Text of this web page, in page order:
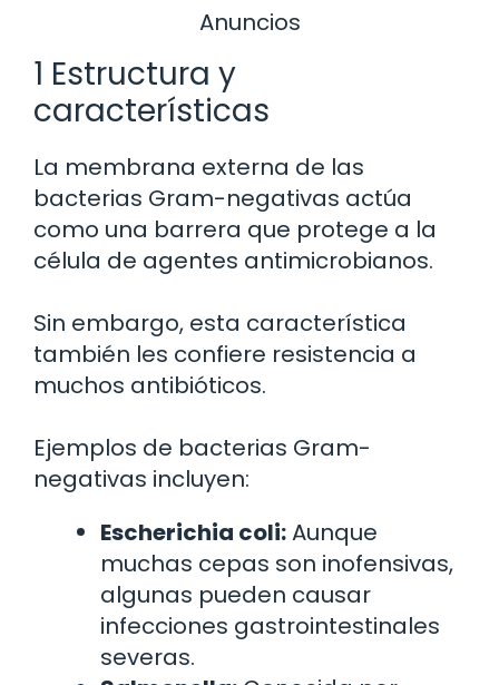
Anuncios
1 Estructura y
características
La membrana externa de las
bacterias Gram-negativas actúa
como una barrera que protege a la
célula de agentes antimicrobianos.
Sin embargo, esta característica
también les confiere resistencia a
muchos antibióticos.
Ejemplos de bacterias Gram-
negativas incluyen:
Escherichia coli:Aunque
muchas cepas son inofensivas,
algunas pueden causar
infecciones gastrointestinales
severas.